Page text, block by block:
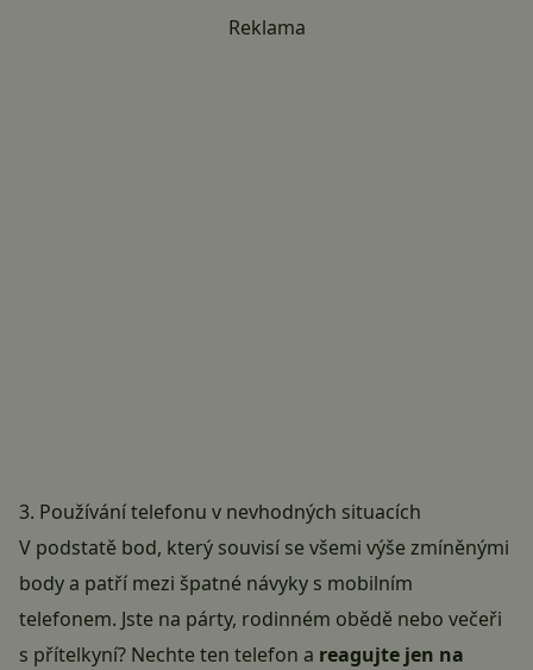
Reklama
3. Používání telefonu v nevhodných situacích
V podstatě bod, který souvisí se všemi výše zmíněnými
body a patří mezi špatné návyky s mobilním
telefonem. Jste na párty, rodinném obědě nebo večeři
s přítelkyní? Nechte ten telefon a reagujte jen na